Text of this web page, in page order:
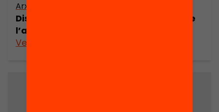
Arxiu
Disposicions i experiències escolars de
l’alumnat d’origen estranger
Veure’n més